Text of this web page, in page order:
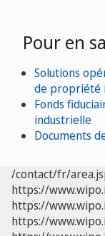
Pour en
Solutions
de propriété
Fonds
industrielle
Documents
/contact/fr/
https://
https://
https://